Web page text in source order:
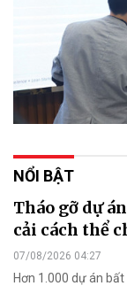
NỔI BẬT
Tháo gỡ dự
cải cách thể
07/08/2026 04:27
Hơn 1.000 dự án